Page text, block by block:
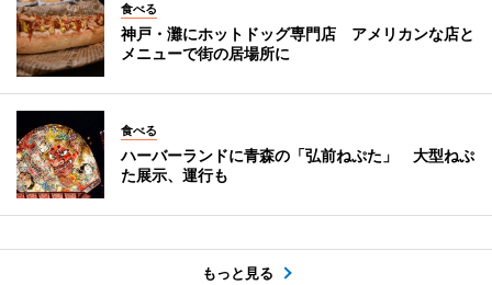
食べる
神戸・灘にホットドッグ専門店 アメリカンな店と
メニューで街の居場所に
食べる
ハーバーランドに青森の「弘前ねぷた」 大型ねぷ
た展示、運行も
もっと見る